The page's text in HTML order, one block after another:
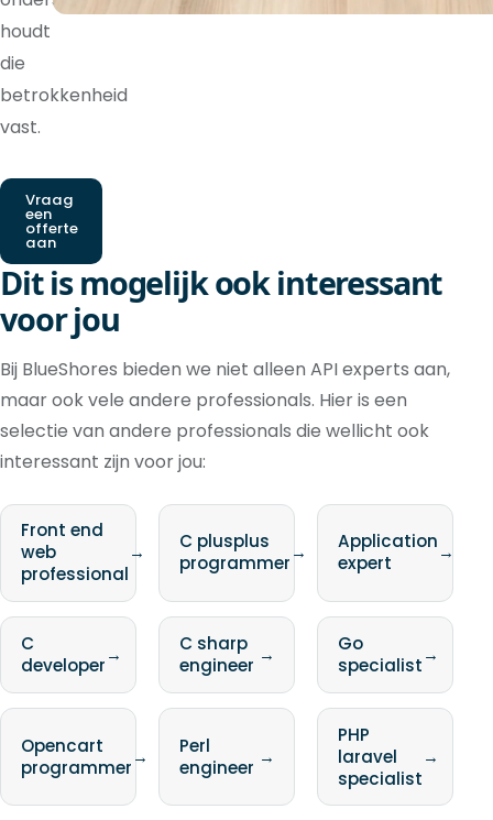
houdt
die
betrokkenheid
vast.
Vraag
een
offerte
aan
Dit is mogelijk ook interessant
voor jou
Bij BlueShores bieden we niet alleen API experts aan,
maar ook vele andere professionals. Hier is een
selectie van andere professionals die wellicht ook
interessant zijn voor jou:
Front end
web
professional
→
C plusplus
programmer→
Application
expert
→
C
developer→
C sharp
engineer →
Go
specialist→
Opencart
programmer→
Perl
engineer →
PHP
laravel
specialist
→